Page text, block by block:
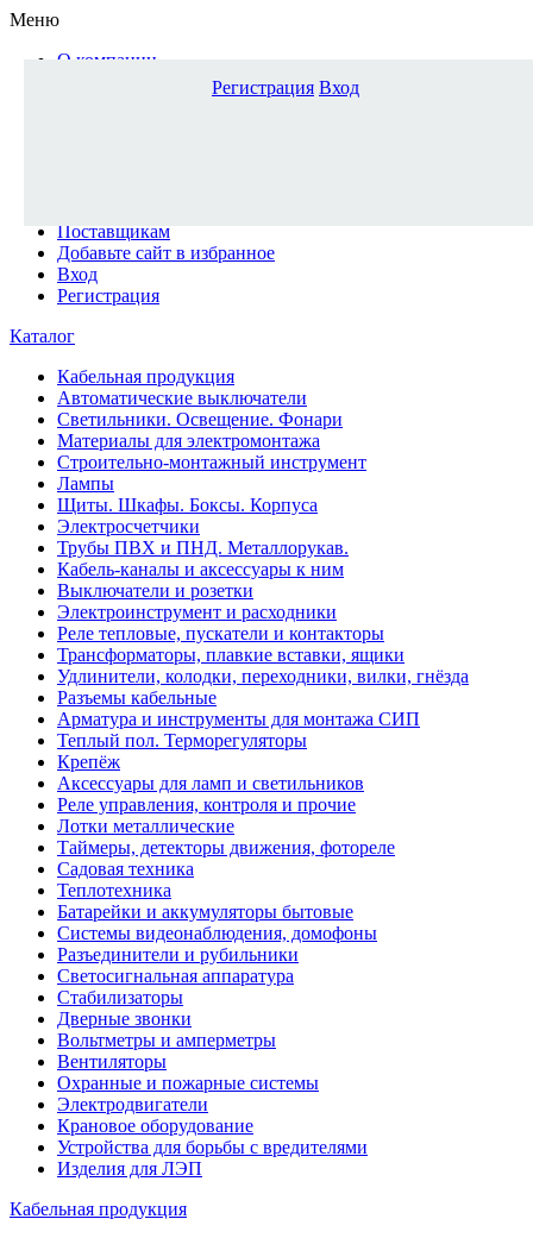
Меню
О компании
Поставщикам
Добавьте сайт в избранное
Вход
Регистрация
Каталог
Кабельная продукция
Автоматические выключатели
Светильники. Освещение. Фонари
Материалы для электромонтажа
Строительно-монтажный инструмент
Лампы
Щиты. Шкафы. Боксы. Корпуса
Электросчетчики
Трубы ПВХ и ПНД. Металлорукав.
Кабель-каналы и аксессуары к ним
Выключатели и розетки
Электроинструмент и расходники
Реле тепловые, пускатели и контакторы
Трансформаторы, плавкие вставки, ящики
Удлинители, колодки, переходники, вилки, гнёзда
Разъемы кабельные
Арматура и инструменты для монтажа СИП
Теплый пол. Терморегуляторы
Крепёж
Аксессуары для ламп и светильников
Реле управления, контроля и прочие
Лотки металлические
Таймеры, детекторы движения, фотореле
Садовая техника
Теплотехника
Батарейки и аккумуляторы бытовые
Системы видеонаблюдения, домофоны
Разъединители и рубильники
Светосигнальная аппаратура
Стабилизаторы
Дверные звонки
Вольтметры и амперметры
Вентиляторы
Охранные и пожарные системы
Электродвигатели
Крановое оборудование
Устройства для борьбы с вредителями
Изделия для ЛЭП
Кабельная продукция
Регистрация Вход